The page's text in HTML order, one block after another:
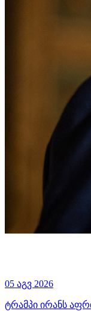
05 აგვ 2026
ტრამპი ირანს